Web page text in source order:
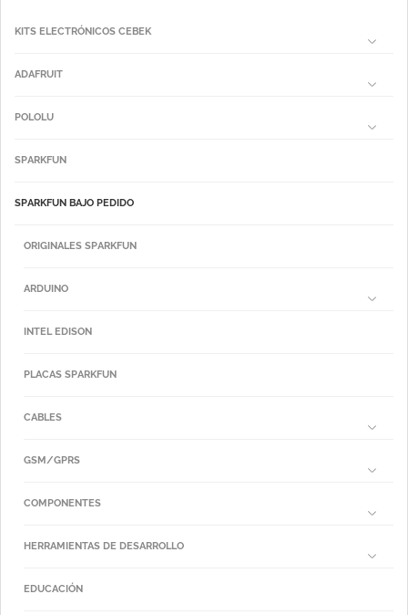
KITS ELECTRÓNICOS CEBEK
ADAFRUIT
POLOLU
SPARKFUN
SPARKFUN BAJO PEDIDO
ORIGINALES SPARKFUN
ARDUINO
INTEL EDISON
PLACAS SPARKFUN
CABLES
GSM/GPRS
COMPONENTES
HERRAMIENTAS DE DESARROLLO
EDUCACIÓN